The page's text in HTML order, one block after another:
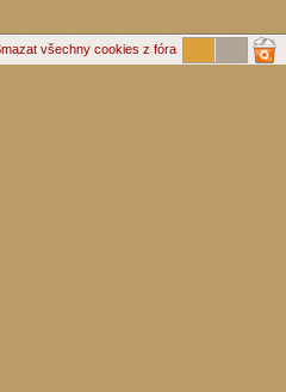
všechny cookies z fóra